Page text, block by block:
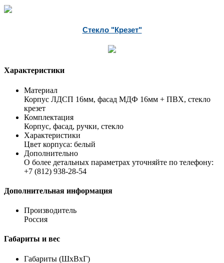
Стекло "Крезет"
Характеристики
Материал
Корпус ЛДСП 16мм, фасад МДФ 16мм + ПВХ, стекло
крезет
Комплектация
Корпус, фасад, ручки, стекло
Характеристики
Цвет корпуса: белый
Дополнительно
О более детальных параметрах уточняйте по телефону:
+7 (812) 938-28-54
Дополнительная информация
Производитель
Россия
Габариты и вес
Габариты (ШхВхГ)